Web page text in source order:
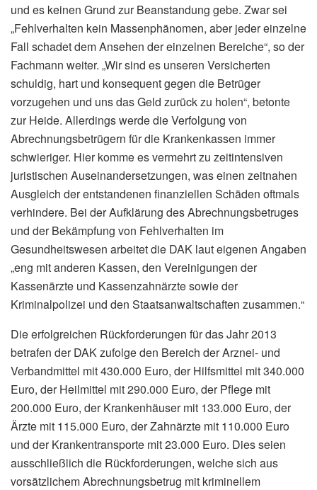
und es keinen Grund zur Beanstandung gebe. Zwar sei
„Fehlverhalten kein Massenphänomen, aber jeder einzelne
Fall schadet dem Ansehen der einzelnen Bereiche“, so der
Fachmann weiter. „Wir sind es unseren Versicherten
schuldig, hart und konsequent gegen die Betrüger
vorzugehen und uns das Geld zurück zu holen“, betonte
zur Heide. Allerdings werde die Verfolgung von
Abrechnungsbetrügern für die Krankenkassen immer
schwieriger. Hier komme es vermehrt zu zeitintensiven
juristischen Auseinandersetzungen, was einen zeitnahen
Ausgleich der entstandenen finanziellen Schäden oftmals
verhindere. Bei der Aufklärung des Abrechnungsbetruges
und der Bekämpfung von Fehlverhalten im
Gesundheitswesen arbeitet die DAK laut eigenen Angaben
„eng mit anderen Kassen, den Vereinigungen der
Kassenärzte und Kassenzahnärzte sowie der
Kriminalpolizei und den Staatsanwaltschaften zusammen.“
Die erfolgreichen Rückforderungen für das Jahr 2013
betrafen der DAK zufolge den Bereich der Arznei- und
Verbandmittel mit 430.000 Euro, der Hilfsmittel mit 340.000
Euro, der Heilmittel mit 290.000 Euro, der Pflege mit
200.000 Euro, der Krankenhäuser mit 133.000 Euro, der
Ärzte mit 115.000 Euro, der Zahnärzte mit 110.000 Euro
und der Krankentransporte mit 23.000 Euro. Dies seien
ausschließlich die Rückforderungen, welche sich aus
vorsätzlichem Abrechnungsbetrug mit kriminellem